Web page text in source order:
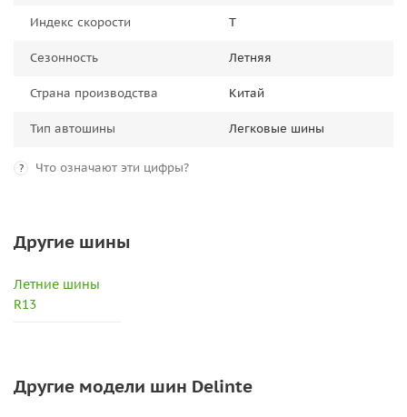
Индекс скорости T
Сезонность Летняя
Страна производства Китай
Тип автошины Легковые шины
? Что означают эти цифры?
Другие шины
Летние шины
R13
Другие модели шин Delinte